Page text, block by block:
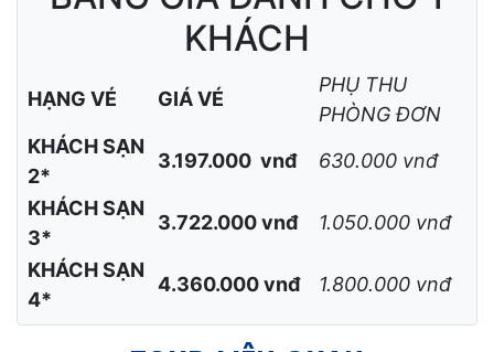
BẢNG GIÁ
BẢNG GIÁ DÀNH CHO 1
KHÁCH
HẠNG VÉ GIÁ VÉ
PHÒNG ĐƠN
KHÁCH SẠN